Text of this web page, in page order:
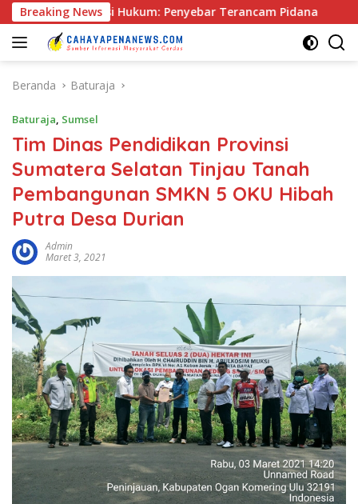
Langsung
ke
konten
Breaking News
Hukum: Penyebar Terancam Pidana Rapat Pra
Beranda Baturaja
Baturaja, Sumsel
Tim Dinas Pendidikan Provinsi
Sumatera Selatan Tinjau Tanah
Pembangunan SMKN 5 OKU Hibah
Putra Desa Durian
Admin
Maret 3, 2021